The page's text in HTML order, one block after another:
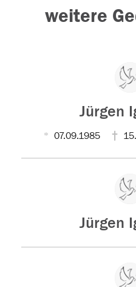
weitere
Jürgen
07.09.1985
Jürgen